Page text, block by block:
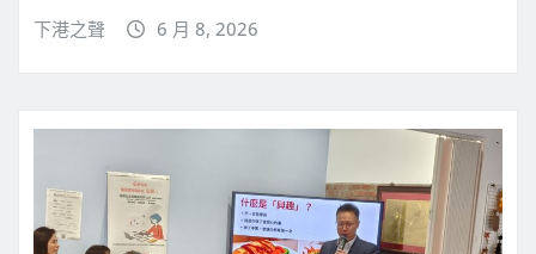
下港之聲 6 月 8, 2026